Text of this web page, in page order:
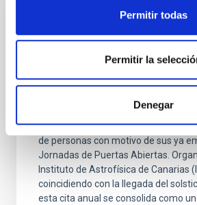
Permitir todas
Permitir la
Denegar
El Observatorio del Teide
fin de semana de Puertas
El Observatorio del Teide vuelve a
este fin de semana para acoger a
de personas con motivo de sus ya
Jornadas de Puertas Abiertas.
Instituto de Astrofísica de Canarias
coincidiendo con la llegada del
esta cita anual se consolida como